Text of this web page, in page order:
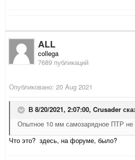
ALL
collega
7689 публикаций
Опубликовано: 20 Aug 2021
В 8/20/2021, 2:07:00, Crusader
Опытное 10 мм самозарядное ПТР не
Что это? здесь, на форуме, было?